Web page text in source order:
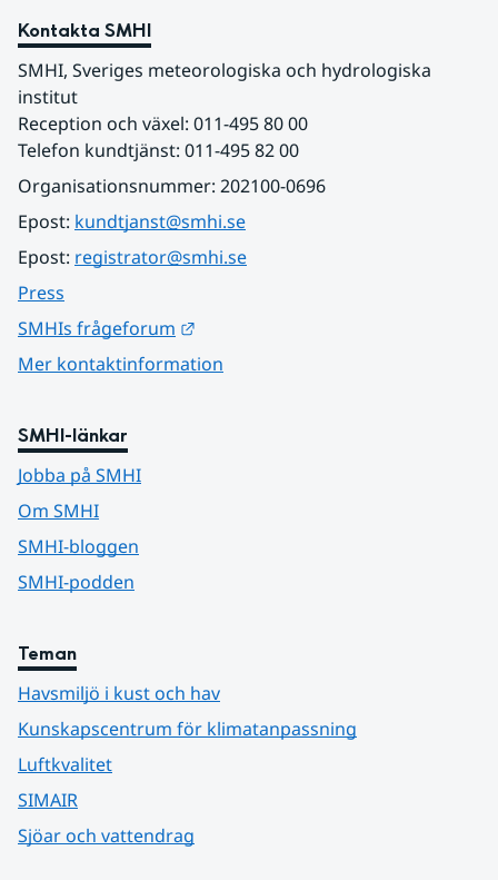
Kontakta SMHI
SMHI, Sveriges meteorologiska och hydrologiska
institut
Reception och växel: 011-495 80 00
Telefon kundtjänst: 011-495 82 00
Organisationsnummer: 202100-0696
Epost: kundtjanst@smhi.se
Epost: registrator@smhi.se
Press
SMHIs frågeforum
Mer kontaktinformation
SMHI-länkar
Jobba på SMHI
Om SMHI
SMHI-bloggen
SMHI-podden
Teman
Havsmiljö i kust och hav
Kunskapscentrum för klimatanpassning
Luftkvalitet
SIMAIR
Sjöar och vattendrag